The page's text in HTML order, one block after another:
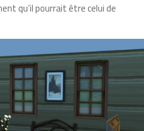
qu’il pourrait être celui de